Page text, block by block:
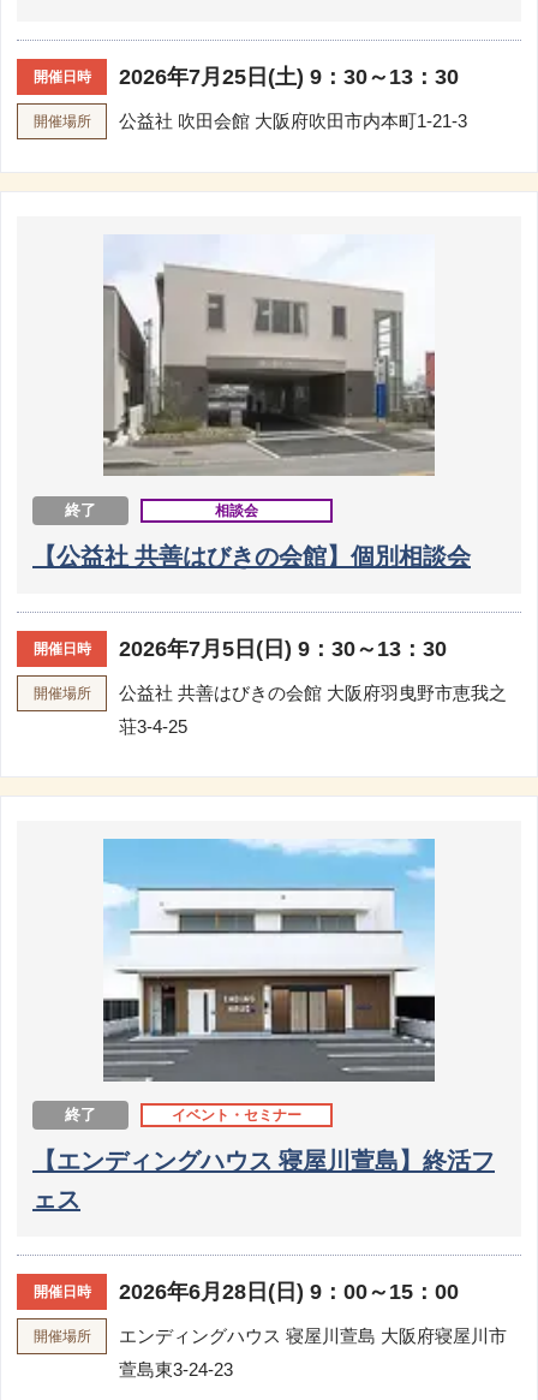
開催日時 2026年7月25日(土) 9：30～13：30
開催場所 公益社 吹田会館 大阪府吹田市内本町1-21-3
終了 相談会
【公益社 共善はびきの会館】個別相談会
開催日時 2026年7月5日(日) 9：30～13：30
開催場所 公益社 共善はびきの会館 大阪府羽曳野市恵我之
荘3-4-25
終了 イベント・セミナー
【エンディングハウス 寝屋川萱島】終活フ
ェス
開催日時 2026年6月28日(日) 9：00～15：00
開催場所 エンディングハウス 寝屋川萱島 大阪府寝屋川市
萱島東3-24-23